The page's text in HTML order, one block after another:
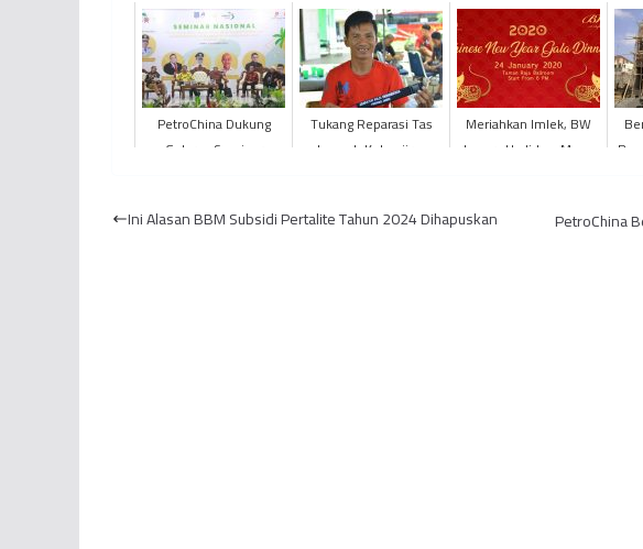
PetroChina Dukung
Gelaran Seminar
Kelapa Dala...
Tukang Reparasi Tas
Jemaah Kebanjiran
Meriahkan Imlek, BW
Luxury Hadirkan Menu
Ini Alasan BBM Subsidi Pertalite Tahun 2024 Dihapuskan PetroChina